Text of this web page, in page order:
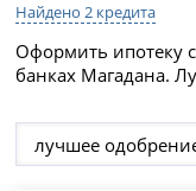
Найдено 2 кредита
Оформить ипотеку
банках Магадана.
и подайте заявку
кредитной
максимальная
лучшее